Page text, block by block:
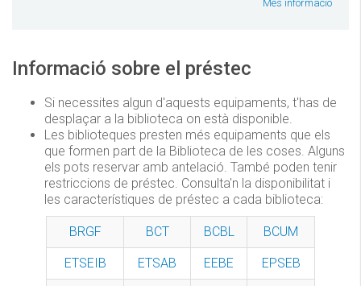
Més informació
Informació sobre el préstec
Si necessites algun d'aquests equipaments, t'has de
desplaçar a la biblioteca on està disponible.
Les biblioteques presten més equipaments que els
que formen part de la Biblioteca de les coses. Alguns
els pots reservar amb antelació. També poden tenir
restriccions de préstec. Consulta'n la disponibilitat i
les característiques de préstec a cada biblioteca:
BRGF BCT BCBL BCUM
ETSEIB ETSAB EEBE EPSEB